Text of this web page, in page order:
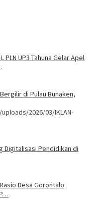
PLN UP3 Tahuna Gelar Apel
di Pulau Bunaken,
2026/03/IKLAN-
Digitalisasi Pendidikan di
Desa Gorontalo